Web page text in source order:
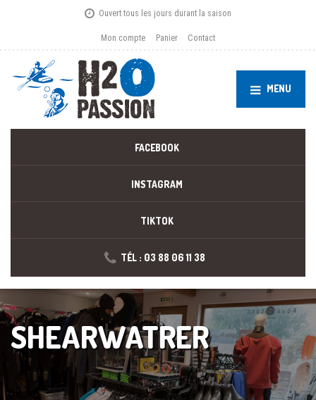
Ouvert tous les jours durant la saison
Mon compte Panier Contact
MENU
FACEBOOK
INSTAGRAM
TIKTOK
TÉL : 03 88 06 11 38
SHEARWATRER